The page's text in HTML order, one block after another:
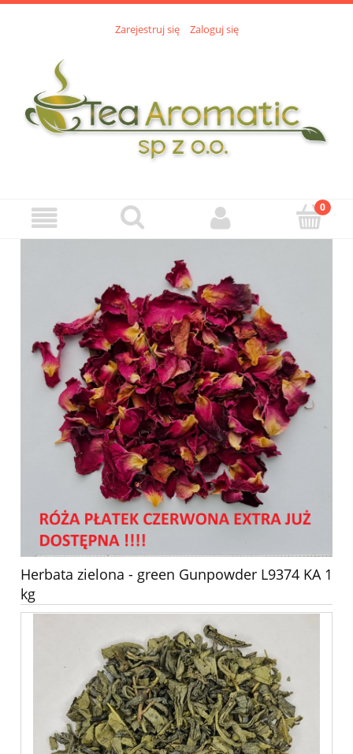
Zarejestruj się Zaloguj się
Herbata zielona - green Gunpowder L9374 KA 1
kg